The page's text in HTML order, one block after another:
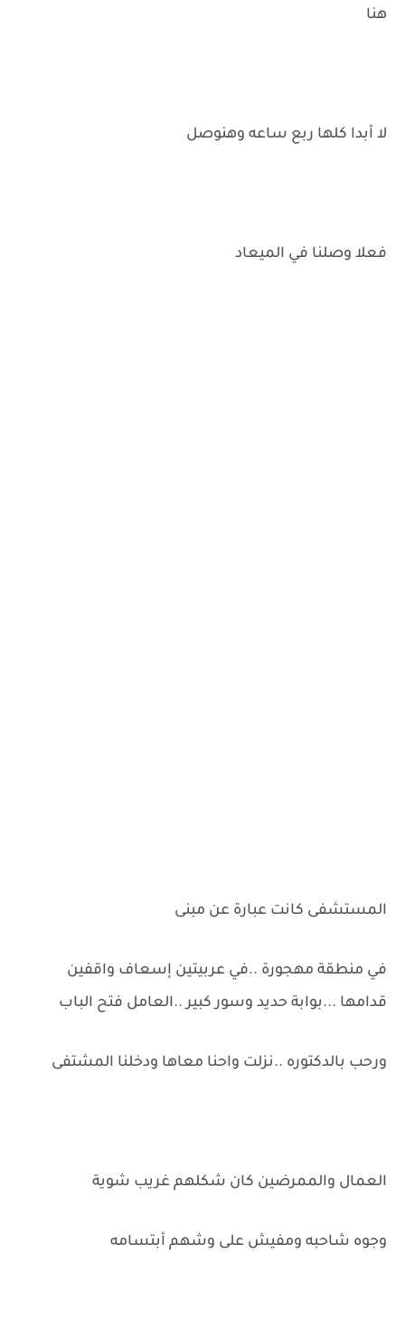
هنا
لا أبدا كلها ربع ساعه وهنوصل
فعلا وصلنا في الميعاد
المستشفى كانت عبارة عن مبنى
في منطقة مهجورة ..في عربيتين إسعاف واقفين
قدامها ...بوابة حديد وسور كبير ..العامل فتح الباب
ورحب بالدكتوره ..نزلت واحنا معاها ودخلنا المشتفى
العمال والممرضين كان شكلهم غريب شوية
وجوه شاحبه ومفيش على وشهم أبتسامه